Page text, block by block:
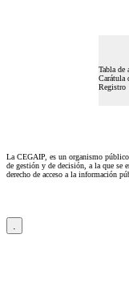
Tabla de
Carátula
Registro
La CEGAIP, es un organismo
de gestión y de decisión, a la que se
derecho de acceso a la información